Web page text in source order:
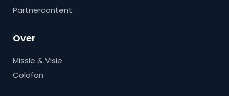
Partnercontent
Over
Missie & Visie
Colofon